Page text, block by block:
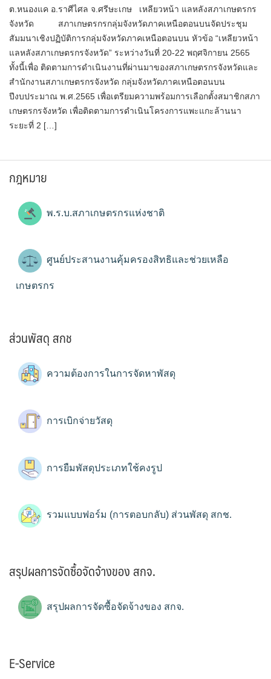
ต.หนองแค อ.ราศีไศล จ.ศรีษะเกษ เหลียวหน้า แลหลังสภาเกษตรกร
จังหวัด สภาเกษตรกรกลุ่มจังหวัดภาคเหนือตอนบนจัดประชุม
สัมมนาเชิงปฏิบัติการกลุ่มจังหวัดภาคเหนือตอนบน หัวข้อ “เหลียวหน้า
แลหลังสภาเกษตรกรจังหวัด” ระหว่างวันที่ 20-22 พฤศจิกายน 2565
ทั้งนี้เพื่อ ติดตามการดำเนินงานที่ผ่านมาของสภาเกษตรกรจังหวัดและ
สำนักงานสภาเกษตรกรจังหวัด กลุ่มจังหวัดภาคเหนือตอนบน
ปีงบประมาณ พ.ศ.2565 เพื่อเตรียมความพร้อมการเลือกตั้งสมาชิกสภา
เกษตรกรจังหวัด เพื่อติดตามการดำเนินโครงการแพะแกะล้านนา
ระยะที่ 2 […]
กฎหมาย
พ.ร.บ.สภาเกษตรกรแห่งชาติ
ศูนย์ประสานงานคุ้มครองสิทธิและช่วยเหลือ
เกษตรกร
ส่วนพัสดุ สกช
ความต้องการในการจัดหาพัสดุ
การเบิกจ่ายวัสดุ
การยืมพัสดุประเภทใช้คงรูป
รวมแบบฟอร์ม (การตอบกลับ) ส่วนพัสดุ สกช.
สรุปผลการจัดซื้อจัดจ้างของ สกจ.
สรุปผลการจัดซื้อจัดจ้างของ สกจ.
E-Service